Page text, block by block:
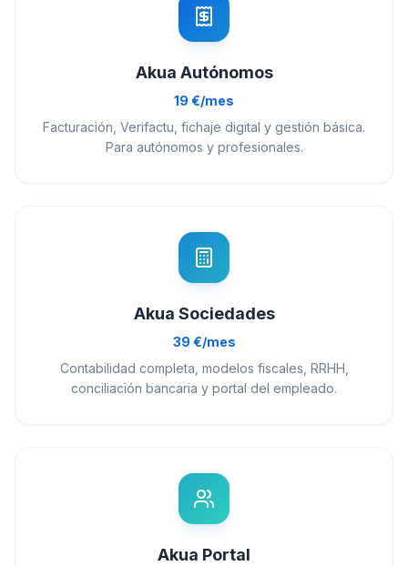
Akua Autónomos
19 €/mes
Facturación, Verifactu, fichaje digital y gestión básica.
Para autónomos y profesionales.
Akua Sociedades
39 €/mes
Contabilidad completa, modelos fiscales, RRHH,
conciliación bancaria y portal del empleado.
Akua Portal